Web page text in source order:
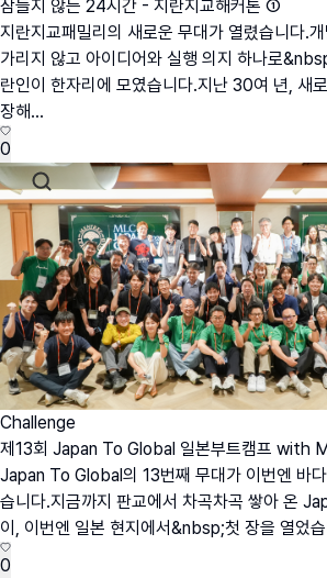
잠들지 않는 24시간 - 지란지교해커톤 ①
지란지교패밀리의 새로운 무대가 열렸습니다.
가리지 않고 아이디어와 실행 의지 하나로
란인이 한자리에 모였습니다.지난 30여 년, 새
장해...
0
Challenge
제13회 Japan To Global 일본부트캠프 with
Japan To Global의 13번째 무대가 이번엔 바
습니다.지금까지 판교에서 차곡차곡 쌓아 온
이, 이번엔 일본 현지에서&nbsp;첫 장을 열었
0